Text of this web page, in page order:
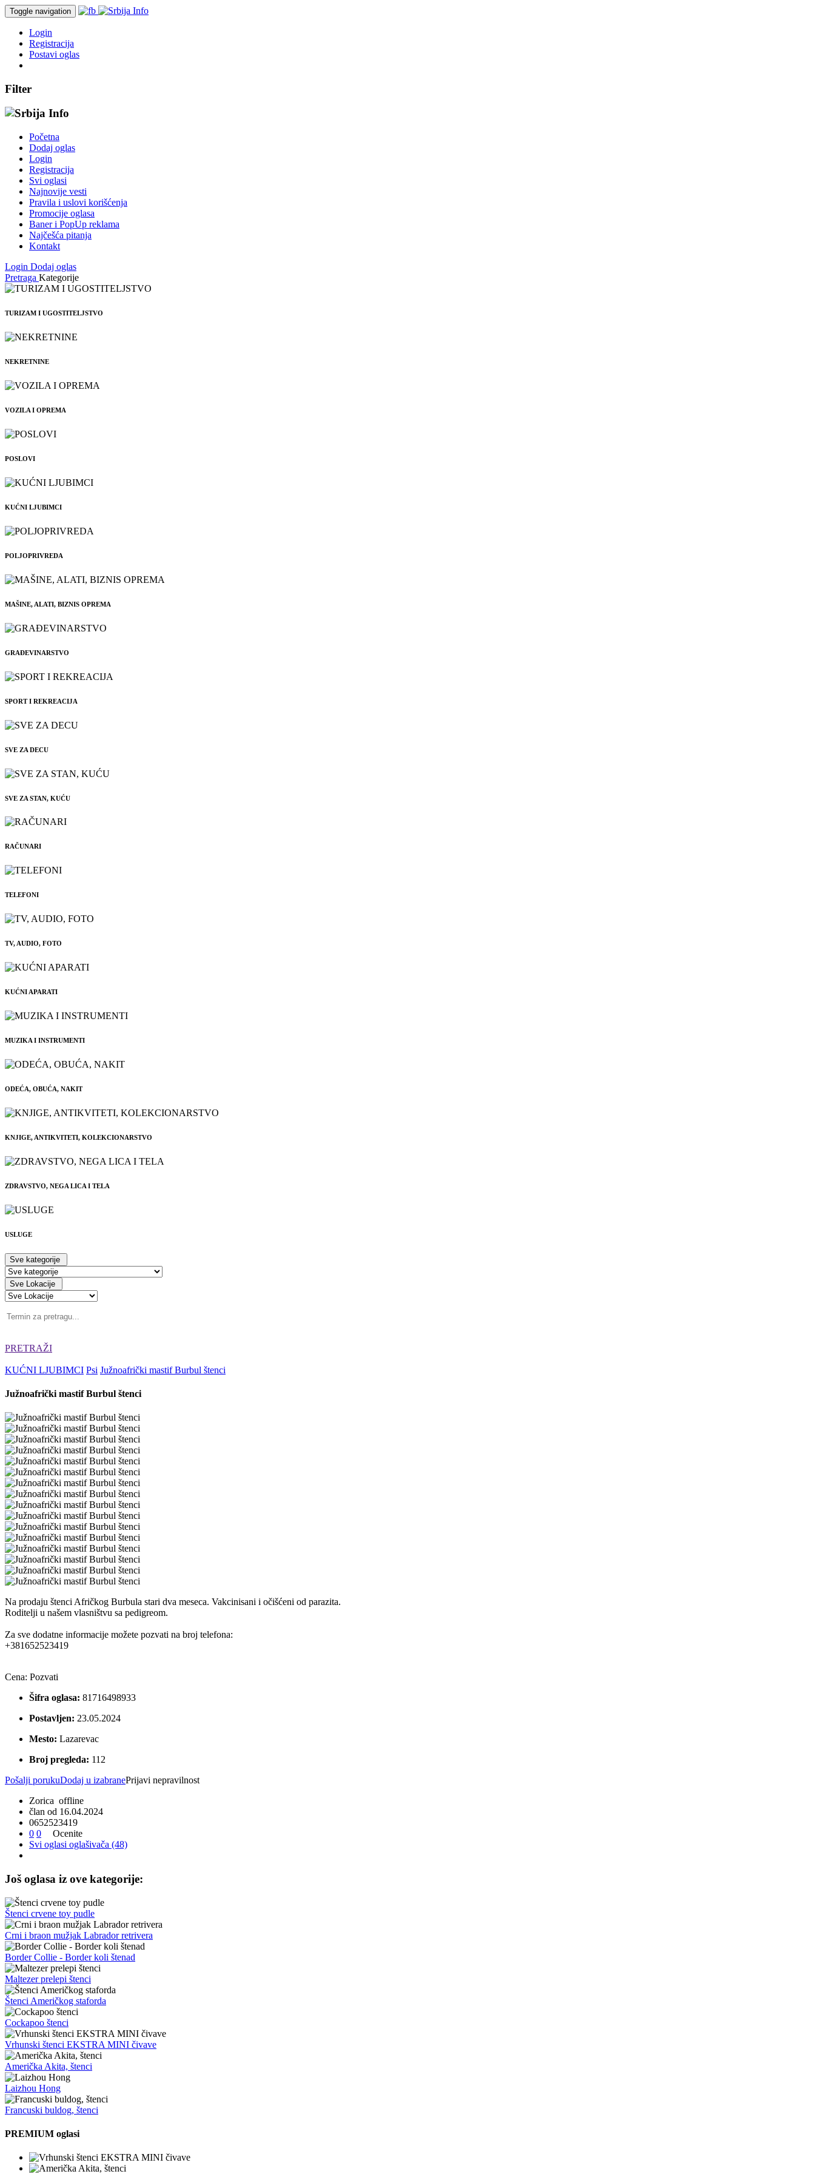
Toggle navigation
Login
Registracija
Postavi oglas
Filter
Početna
Dodaj oglas
Login
Registracija
Svi oglasi
Najnovije vesti
Pravila i uslovi korišćenja
Promocije oglasa
Baner i PopUp reklama
Najčešća pitanja
Kontakt
Login Dodaj oglas
Pretraga Kategorije
TURIZAM I UGOSTITELJSTVO
NEKRETNINE
VOZILA I OPREMA
POSLOVI
KUĆNI LJUBIMCI
POLJOPRIVREDA
MAŠINE, ALATI, BIZNIS OPREMA
GRAĐEVINARSTVO
SPORT I REKREACIJA
SVE ZA DECU
SVE ZA STAN, KUĆU
RAČUNARI
TELEFONI
TV, AUDIO, FOTO
KUĆNI APARATI
MUZIKA I INSTRUMENTI
ODEĆA, OBUĆA, NAKIT
KNJIGE, ANTIKVITETI, KOLEKCIONARSTVO
ZDRAVSTVO, NEGA LICA I TELA
USLUGE
Sve kategorije
Sve Lokacije
PRETRAŽI
KUĆNI LJUBIMCI Psi Južnoafrički mastif Burbul štenci
Južnoafrički mastif Burbul štenci
Na prodaju štenci Afričkog Burbula stari dva meseca. Vakcinisani i očišćeni od parazita.
Roditelji u našem vlasništvu sa pedigreom.
Za sve dodatne informacije možete pozvati na broj telefona:
+381652523419
Cena: Pozvati
Šifra oglasa: 81716498933
Postavljen: 23.05.2024
Mesto: Lazarevac
Broj pregleda: 112
Pošalji porukuDodaj u izabranePrijavi nepravilnost
Zorica offline
član od 16.04.2024
0652523419
0 0
Ocenite
Svi oglasi oglašivača (48)
Još oglasa iz ove kategorije:
Štenci crvene toy pudle
Crni i braon mužjak Labrador retrivera
Border Collie - Border koli štenad
Maltezer prelepi štenci
Štenci Američkog staforda
Cockapoo štenci
Vrhunski štenci EKSTRA MINI čivave
Američka Akita, štenci
Laizhou Hong
Francuski buldog, štenci
PREMIUM oglasi